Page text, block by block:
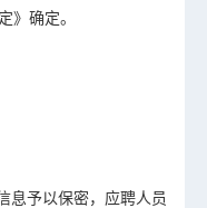
》确定。
息予以保密，应聘人员